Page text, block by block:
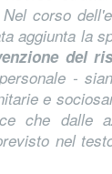
corso
aggiunta la
del
-
e
che dalle
nel